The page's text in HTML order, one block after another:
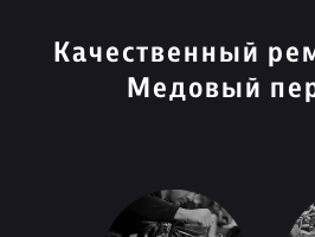
Качественный
Медовый